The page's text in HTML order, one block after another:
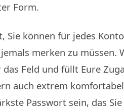
Form.
Sie können für jedes
merken zu müssen.
das Feld und füllt Eure
auch extrem
Passwort sein, das